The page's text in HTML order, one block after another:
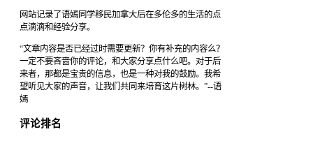
网站记录了语嫣同学移民加拿大后在多伦多的生活的点
点滴滴和经验分享。
“文章内容是否已经过时需要更新？你有补充的内容么？
一定不要吝啬你的评论，和大家分享点什么吧。对于后
来者，那都是宝贵的信息，也是一种对我的鼓励。我希
望听见大家的声音，让我们共同来培育这片树林。”--语
嫣
评论排名